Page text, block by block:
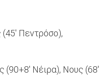
(45' Πεντρόσο),
(90+8' Νέιρα), Νους (68'